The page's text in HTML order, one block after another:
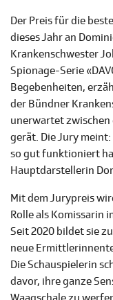
Der Preis für die
dieses Jahr an
Krankenschwester
Spionage-Serie
Begebenheiten,
der Bündner
unerwartet zwischen
gerät. Die Jury meint:
so gut funktioniert
Hauptdarstellerin
Mit dem Jurypreis
Rolle als Komissarin
Seit 2020 bildet sie
neue
Die Schauspielerin
davor, ihre ganze